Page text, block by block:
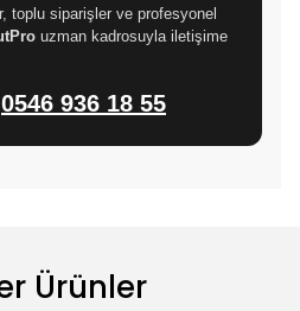
toplu siparişler ve profesyonel
uzman kadrosuyla iletişime
0546 936 18 55
Ürünler